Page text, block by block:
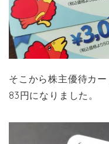
そこから株主優待カ
83円になりました。